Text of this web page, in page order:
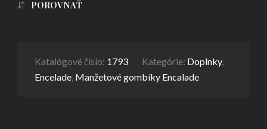
POROVNAŤ
Katalógové číslo: 1793 Kategórie: Doplnky,
Encelade Manžetové gombíky Encalade